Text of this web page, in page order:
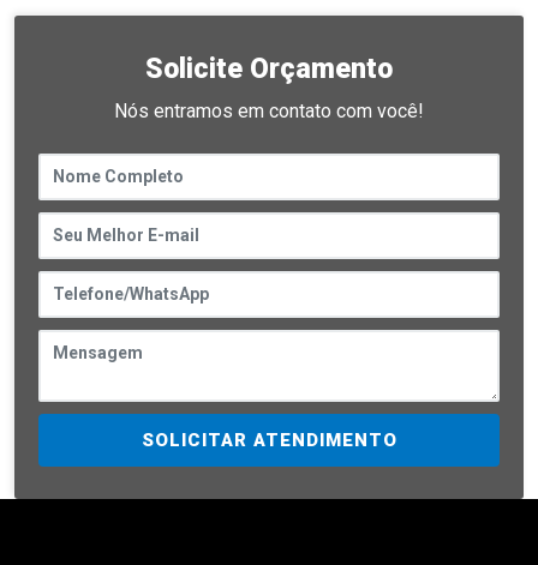
Solicite Orçamento
Nós entramos em contato com você!
SOLICITAR ATENDIMENTO